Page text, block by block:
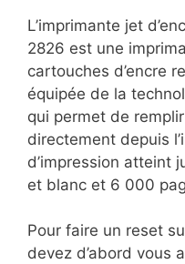
L’imprimante jet
2826 est une
cartouches d’encre
équipée de la
qui permet de
directement depuis
d’impression atteint
et blanc et 6 000
Pour faire un reset
devez d’abord vous